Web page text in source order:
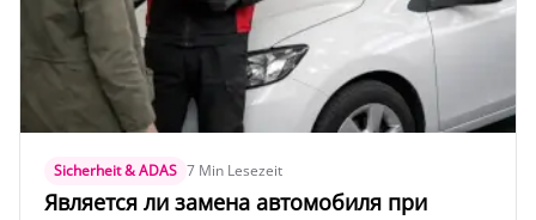
Sicherheit & ADAS 7 Min Lesezeit
Является ли замена автомобиля при